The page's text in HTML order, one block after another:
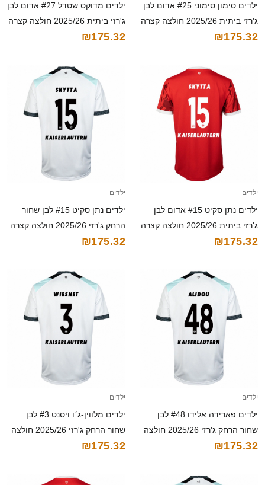
ילדים סימון סימוני #25 אדום לבן
ג'רזי ביתית 2025/26 חולצה קצרה
₪175.32
ילדים מדוקס שטדל #27 אדום לבן
ג'רזי ביתית 2025/26 חולצה קצרה
₪175.32
ילדים
ילדים נתן סקיט #15 אדום לבן
ג'רזי ביתית 2025/26 חולצה קצרה
₪175.32
ילדים
ילדים נתן סקיט #15 לבן שחור
הרחק ג'רזי 2025/26 חולצה קצרה
₪175.32
ילדים
ילדים פארידה אלידו #48 לבן
שחור הרחק ג'רזי 2025/26 חולצה
קצרה
₪175.32
ילדים
ילדים מלווין-ג׳ו ויסנט #3 לבן
שחור הרחק ג'רזי 2025/26 חולצה
קצרה
₪175.32